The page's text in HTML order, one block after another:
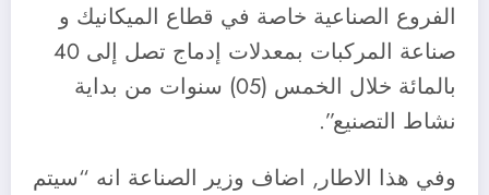
الفروع الصناعية خاصة في قطاع الميكانيك و
صناعة المركبات بمعدلات إدماج تصل إلى 40
بالمائة خلال الخمس (05) سنوات من بداية
نشاط التصنيع”.
وفي هذا الاطار, اضاف وزير الصناعة انه “سيتم